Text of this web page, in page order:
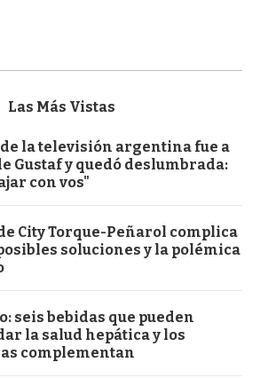
Las Más Vistas
la televisión argentina fue a
Gustaf y quedó deslumbrada:
con vos"
City Torque-Peñarol complica
soluciones y la polémica
seis bebidas que pueden
la salud hepática y los
complementan